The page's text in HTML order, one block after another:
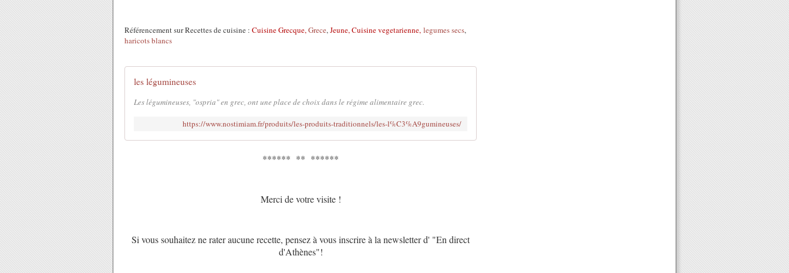
Référencement sur Recettes de cuisine : Cuisine Grecque,Grece,Jeune,Cuisine vegetarienne, legumes secs,
haricots blancs
les légumineuses
Les légumineuses, "ospria" en grec, ont une place de choix dans le régime alimentaire grec.
https://www.nostimiam.fr/produits/les-produits-traditionnels/les-l%C3%A9gumineuses/
****** ** ******
Merci de votre visite !
Si vous souhaitez ne rater aucune recette, pensez à vous inscrire à la newsletter d' "En direct
d'Athènes"!